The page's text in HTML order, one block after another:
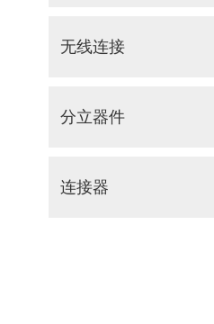
无线连接
分立器件
连接器